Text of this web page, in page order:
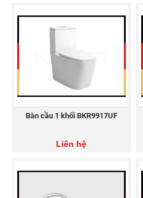
Bàn cầu 1 khối BKR9917UF
Liên hệ